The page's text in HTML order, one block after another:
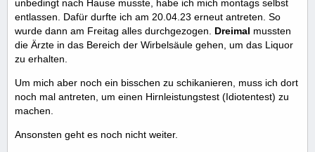
unbedingt nach Hause musste, habe ich mich montags selbst
entlassen. Dafür durfte ich am 20.04.23 erneut antreten. So
wurde dann am Freitag alles durchgezogen. Dreimal mussten
die Ärzte in das Bereich der Wirbelsäule gehen, um das Liquor
zu erhalten.
Um mich aber noch ein bisschen zu schikanieren, muss ich dort
noch mal antreten, um einen Hirnleistungstest (Idiotentest) zu
machen.
Ansonsten geht es noch nicht weiter.